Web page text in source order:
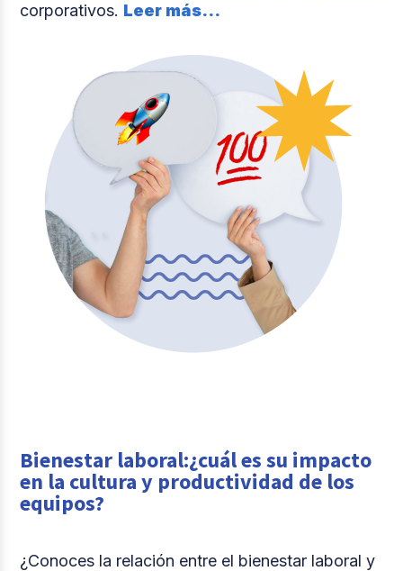
corporativos. Leer más...
Bienestar laboral:¿cuál es su impacto
en la cultura y productividad de los
equipos?
¿Conoces la relación entre el bienestar laboral y